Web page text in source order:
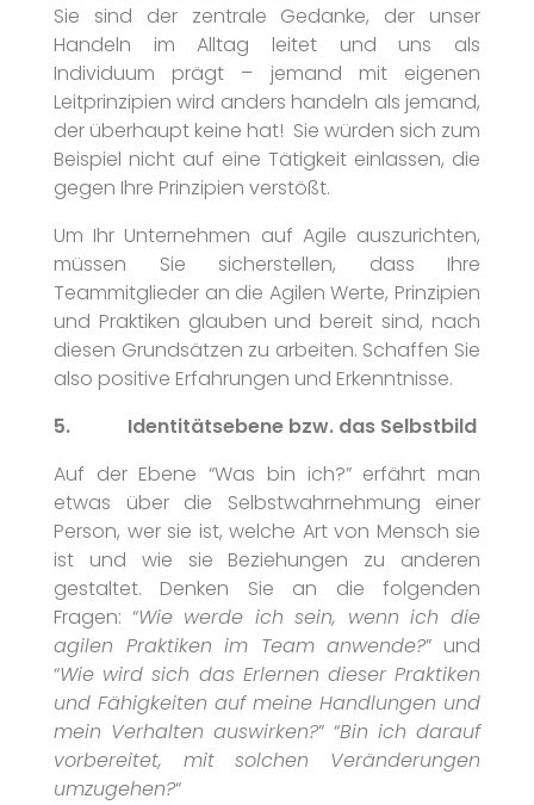
Sie sind der zentrale Gedanke, der unser
Handeln im Alltag leitet und uns als
Individuum prägt – jemand mit eigenen
Leitprinzipien wird anders handeln als jemand,
der überhaupt keine hat! Sie würden sich zum
Beispiel nicht auf eine Tätigkeit einlassen, die
gegen Ihre Prinzipien verstößt.
Um Ihr Unternehmen auf Agile auszurichten,
müssen Sie sicherstellen, dass Ihre
Teammitglieder an die Agilen Werte, Prinzipien
und Praktiken glauben und bereit sind, nach
diesen Grundsätzen zu arbeiten. Schaffen Sie
also positive Erfahrungen und Erkenntnisse.
5. Identitätsebene bzw. das Selbstbild
Auf der Ebene “Was bin ich?” erfährt man
etwas über die Selbstwahrnehmung einer
Person, wer sie ist, welche Art von Mensch sie
ist und wie sie Beziehungen zu anderen
gestaltet. Denken Sie an die folgenden
Fragen: “Wie werde ich sein, wenn ich die
agilen Praktiken im Team anwende?” und
“Wie wird sich das Erlernen dieser Praktiken
und Fähigkeiten auf meine Handlungen und
mein Verhalten auswirken?” “Bin ich darauf
vorbereitet, mit solchen Veränderungen
umzugehen?“